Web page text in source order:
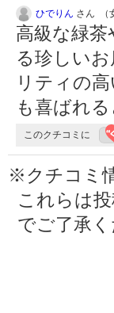
ひでりん さん （
高級な緑
る珍しい
リティの
も喜ばれ
このクチコミに
※クチコミ
これらは
でご了承く